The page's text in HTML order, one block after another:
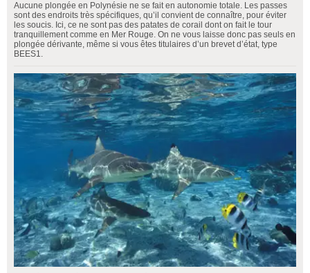
Aucune plongée en Polynésie ne se fait en autonomie totale. Les passes
sont des endroits très spécifiques, qu’il convient de connaître, pour éviter
les soucis. Ici, ce ne sont pas des patates de corail dont on fait le tour
tranquillement comme en Mer Rouge. On ne vous laisse donc pas seuls en
plongée dérivante, même si vous êtes titulaires d’un brevet d’état, type
BEES1.